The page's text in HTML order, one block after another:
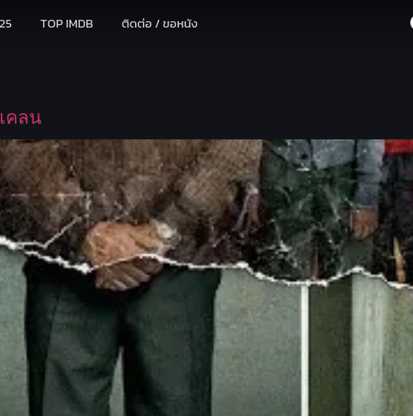
TOP IMDB ติดต่อ / ขอหนัง
คลน